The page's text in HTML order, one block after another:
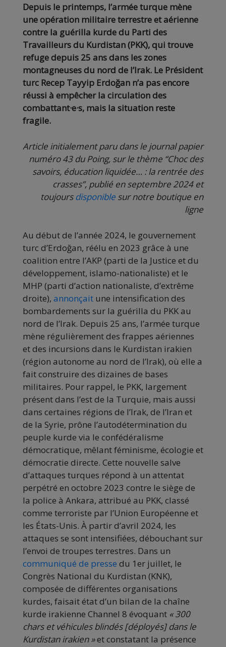
Depuis le printemps, l’armée turque mène
une opération militaire terrestre et aérienne
contre la guérilla kurde du Parti des
Travailleurs du Kurdistan (PKK), qui trouve
refuge depuis 25 ans dans les zones
montagneuses du nord de l’Irak. Le Président
turc Recep Tayyip Erdoğan n’a pas encore
réussi à empêcher la circulation des
combattant·e·s, mais la situation reste
fragile.
Article initialement paru dans le journal papier
numéro 43 du Poing, sur le thème “Choc des
savoirs, éducation liquidée… : la rentrée des
crasses”, publié en septembre 2024 et
toujours disponible sur notre boutique en
ligne
Au début de l’année 2024, le gouvernement
turc d’Erdoğan, réélu en 2023 grâce à une
coalition entre l’AKP (parti de la Justice et du
développement, islamo-nationaliste) et le
MHP (parti d’action nationaliste, d’extrême
droite), annonçait une intensification des
bombardements sur la guérilla du PKK au
nord de l’Irak. Depuis 25 ans, l’armée turque
mène régulièrement des frappes aériennes
et des incursions dans le Kurdistan irakien
(région autonome au nord de l’Irak), où elle a
fait construire des dizaines de bases
militaires. Pour rappel, le PKK, largement
présent dans l’est de la Turquie, mais aussi
dans certaines régions de l’Irak, de l’Iran et
de la Syrie, prône l’autodétermination du
peuple kurde via le confédéralisme
démocratique, mêlant féminisme, écologie et
démocratie directe. Cette nouvelle salve
d’attaques turques répond à un attentat
perpétré en octobre 2023 contre le siège de
la police à Ankara, attribué au PKK, classé
comme terroriste par l’Union Européenne et
les États-Unis. À partir d’avril 2024, les
attaques se sont intensifiées, débouchant sur
l’envoi de troupes terrestres. Dans un
communiqué de presse du 1er juillet, le
Congrès National du Kurdistan (KNK),
composée de différentes organisations
kurdes, faisait état d’un bilan de la chaîne
kurde irakienne Channel 8 évoquant « 300
chars et véhicules blindés [déployés] dans le
Kurdistan irakien »et constatant la présence